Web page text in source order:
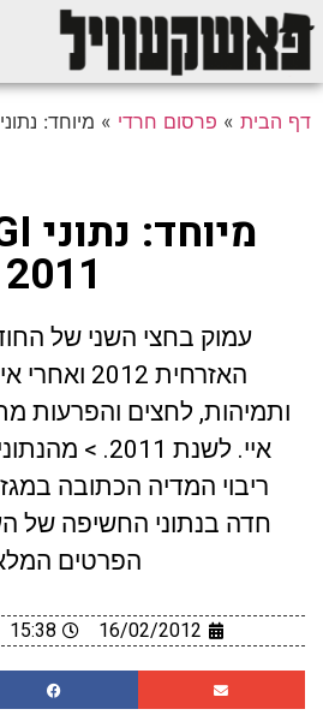
דף הבית » פרסום חרדי » מיוחד: נתוני TGI לשנת 2011
2011
עמוק בחצי השני של
האזרחית
ותמיהות, לחצים והפרעות
איי. לשנת 2011.
ריבוי המדיה הכתובה
חדה בנתוני החשיפה של
הפרטים
16/02/2012
15:38